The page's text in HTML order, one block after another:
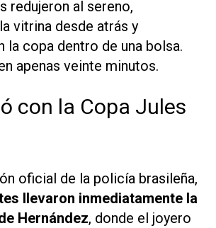
redujeron al sereno,
vitrina desde atrás y
la copa dentro de una bolsa.
apenas veinte minutos.
con la Copa Jules
oficial de la policía brasileña,
llevaron inmediatamente la
Hernández, donde el joyero